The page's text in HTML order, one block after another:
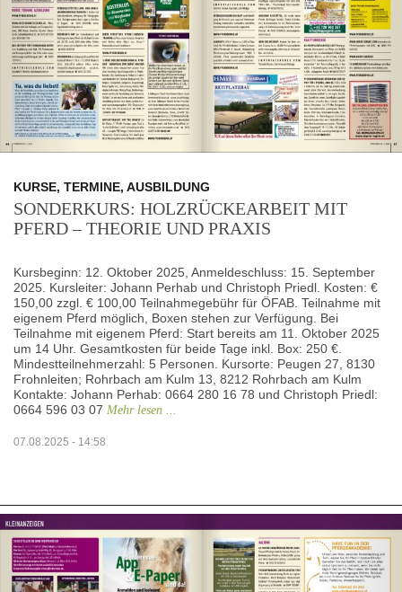
KURSE, TERMINE, AUSBILDUNG
SONDERKURS: HOLZRÜCKEARBEIT MIT
PFERD – THEORIE UND PRAXIS
Kursbeginn: 12. Oktober 2025, Anmeldeschluss: 15. September
2025. Kursleiter: Johann Perhab und Christoph Priedl. Kosten: €
150,00 zzgl. € 100,00 Teilnahmegebühr für ÖFAB. Teilnahme mit
eigenem Pferd möglich, Boxen stehen zur Verfügung. Bei
Teilnahme mit eigenem Pferd: Start bereits am 11. Oktober 2025
um 14 Uhr. Gesamtkosten für beide Tage inkl. Box: 250 €.
Mindestteilnehmerzahl: 5 Personen. Kursorte: Peugen 27, 8130
Frohnleiten; Rohrbach am Kulm 13, 8212 Rohrbach am Kulm
Kontakte: Johann Perhab: 0664 280 16 78 und Christoph Priedl:
0664 596 03 07 Mehr lesen ...
07.08.2025 - 14:58